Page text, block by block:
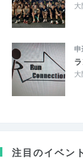
申
注目のイベント